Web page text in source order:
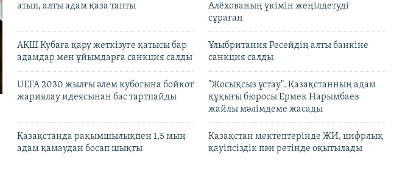
атып, алты адам қаза тапты
Алёхованың үкімін жеңілдетуді
сұраған
АҚШ Кубаға қару жеткізуге қатысы бар
адамдар мен ұйымдарға санкция салды
Ұлыбритания Ресейдің алты банкіне
санкция салды
UEFA 2030 жылғы әлем кубогына бойкот
жариялау идеясынан бас тартпайды
"Жосықсыз ұстау". Қазақстанның адам
құқығы бюросы Ермек Нарымбаев
жайлы мәлімдеме жасады
Қазақстанда рақымшылықпен 1,5 мың
адам қамаудан босап шықты
Қазақстан мектептерінде ЖИ, цифрлық
қауіпсіздік пән ретінде оқытылады